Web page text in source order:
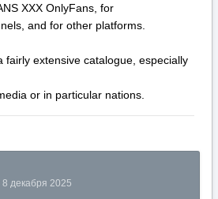
XXX OnlyFans, for
and for other platforms.
fairly extensive catalogue, especially
or in particular nations.
8 декабря 2025